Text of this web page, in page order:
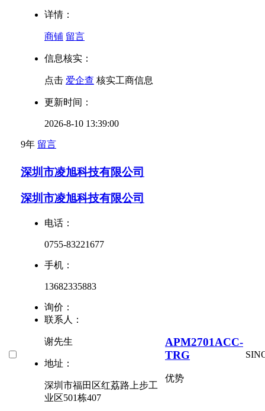
详情：
商铺 留言
信息核实：
点击 爱企查 核实工商信息
更新时间：
2026-8-10 13:39:00
9年 留言
深圳市凌旭科技有限公司
深圳市凌旭科技有限公司
电话：
0755-83221677
手机：
13682335883
询价：
联系人：
谢先生
地址：
深圳市福田区红荔路上步工
业区501栋407
APM2701ACC-
TRG
优势